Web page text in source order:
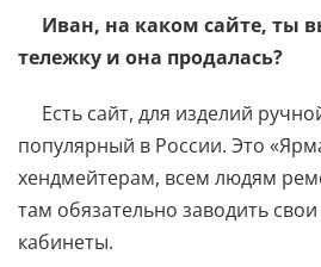
Иван, на каком сайте, ты
тележку и она продалась?
Есть сайт, для изделий
популярный в России. Это
хендмейтерам, всем людям
там обязательно заводить
кабинеты.